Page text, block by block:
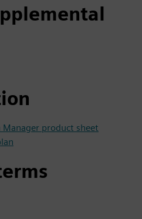
Manager product sheet